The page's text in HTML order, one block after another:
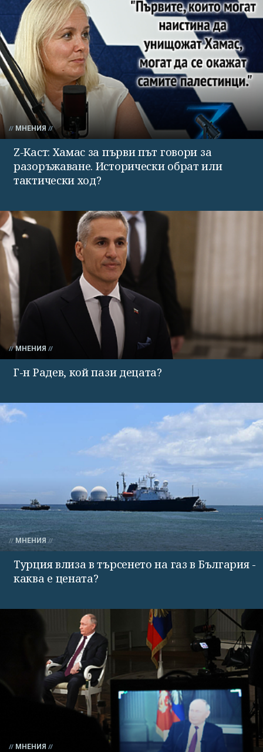
МНЕНИЯ
Z-Каст: Хамас за първи път говори за
разоръжаване. Исторически обрат или
тактически ход?
МНЕНИЯ
Г-н Радев, кой пази децата?
МНЕНИЯ
Турция влиза в търсенето на газ в България -
каква е цената?
МНЕНИЯ